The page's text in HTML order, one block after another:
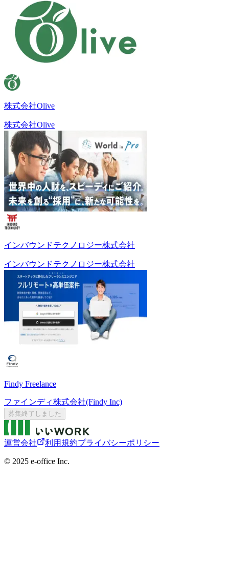
株式会社Olive
株式会社Olive
インバウンドテクノロジー株式会社
インバウンドテクノロジー株式会社
Findy Freelance
ファインディ株式会社(Findy Inc)
募集終了しました
運営会社 利用規約プライバシーポリシー
©︎ 2025 e-office Inc.